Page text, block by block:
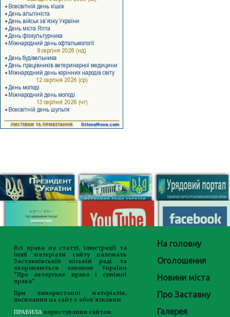
Всі права на статті, ілюстрації та
інші матеріали сайту належать
Заставнівській міській раді та
охороняються законом України
"Про авторське право і суміжні
права"
При використанні матеріалів,
посилання на сайт є обов'язковим
ПРАВИЛА користування сайтом
На головну
Оголошення
Новини міста
Про Заставну
Галерея